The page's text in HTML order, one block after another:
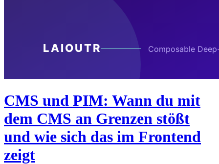
CMS und PIM: Wann du mit
dem CMS an Grenzen stößt
und wie sich das im Frontend
zeigt